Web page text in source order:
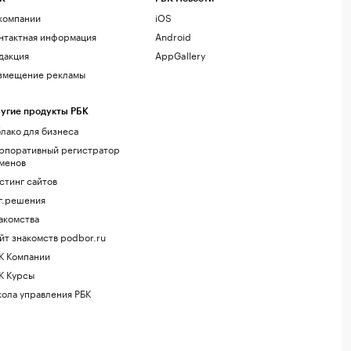
информация
рекламы
продукты РБК
для бизнеса
регистратор
сайтов
знакомств podbor.ru
Компании
Курсы
управления РБК
iOS
Android
AppGallery